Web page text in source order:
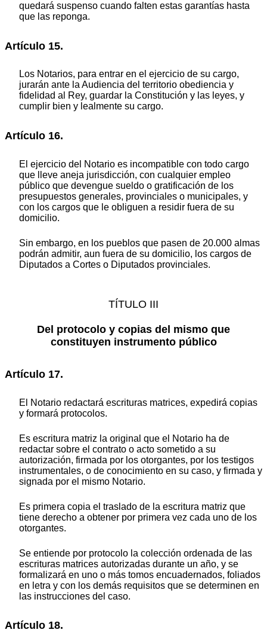
quedará suspenso cuando falten estas garantías hasta
que las reponga.
Artículo 15.
Los Notarios, para entrar en el ejercicio de su cargo,
jurarán ante la Audiencia del territorio obediencia y
fidelidad al Rey, guardar la Constitución y las leyes, y
cumplir bien y lealmente su cargo.
Artículo 16.
El ejercicio del Notario es incompatible con todo cargo
que lleve aneja jurisdicción, con cualquier empleo
público que devengue sueldo o gratificación de los
presupuestos generales, provinciales o municipales, y
con los cargos que le obliguen a residir fuera de su
domicilio.
Sin embargo, en los pueblos que pasen de 20.000 almas
podrán admitir, aun fuera de su domicilio, los cargos de
Diputados a Cortes o Diputados provinciales.
TÍTULO III
Del protocolo y copias del mismo que
constituyen instrumento público
Artículo 17.
El Notario redactará escrituras matrices, expedirá copias
y formará protocolos.
Es escritura matriz la original que el Notario ha de
redactar sobre el contrato o acto sometido a su
autorización, firmada por los otorgantes, por los testigos
instrumentales, o de conocimiento en su caso, y firmada y
signada por el mismo Notario.
Es primera copia el traslado de la escritura matriz que
tiene derecho a obtener por primera vez cada uno de los
otorgantes.
Se entiende por protocolo la colección ordenada de las
escrituras matrices autorizadas durante un año, y se
formalizará en uno o más tomos encuadernados, foliados
en letra y con los demás requisitos que se determinen en
las instrucciones del caso.
Artículo 18.